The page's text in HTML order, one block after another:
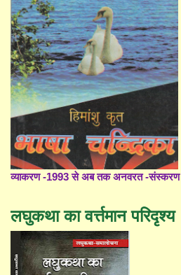
व्याकरण -1993 से अब तक अनवरत -संस्करण
लघुकथा का वर्त्तमान परिदृश्य